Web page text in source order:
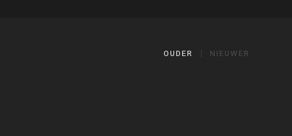
OUDER NIEUWER